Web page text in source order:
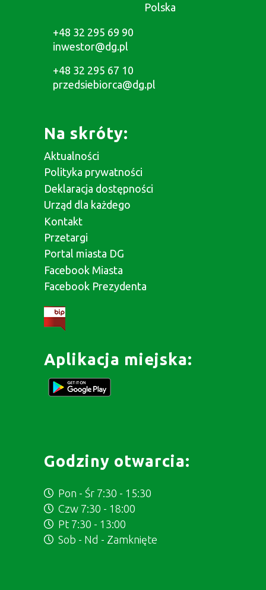
Polska
+48 32 295 69 90
inwestor@dg.pl
+48 32 295 67 10
przedsiebiorca@dg.pl
Na skróty:
Aktualności
Polityka prywatności
Deklaracja dostępności
Urząd dla każdego
Kontakt
Przetargi
Portal miasta DG
Facebook Miasta
Facebook Prezydenta
Aplikacja miejska:
Godziny otwarcia:
Pon - Śr 7:30 - 15:30
Czw 7:30 - 18:00
Pt 7:30 - 13:00
Sob - Nd - Zamknięte